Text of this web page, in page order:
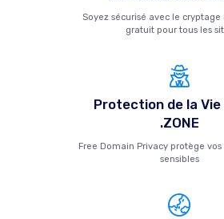
Soyez sécurisé avec le cryptage
gratuit pour tous les
Protection de la Vie
.ZONE
Free Domain Privacy protège
sensibles